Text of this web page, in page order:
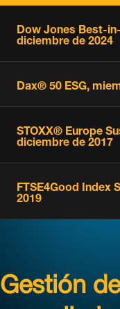
Dow Jones Best-
diciembre de 2024
Dax® 50 ESG,
STOXX® Europe
diciembre de 2017
FTSE4Good Index
2019
Gestión